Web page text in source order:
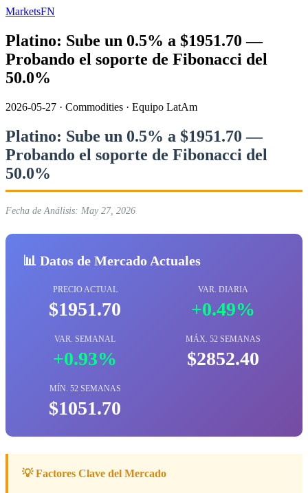
MarketsFN
Platino: Sube un 0.5% a $1951.70 —
Probando el soporte de Fibonacci del
50.0%
2026-05-27 · Commodities · Equipo LatAm
Platino: Sube un 0.5% a $1951.70 —
Probando el soporte de Fibonacci del
50.0%
Fecha de Análisis: May 27, 2026
📊 Datos de Mercado Actuales
PRECIO ACTUAL
$1951.70
VAR. DIARIA
+0.49%
VAR. SEMANAL
+0.93%
MÁX. 52 SEMANAS
$2852.40
MÍN. 52 SEMANAS
$1051.70
💡 Factores Clave del Mercado